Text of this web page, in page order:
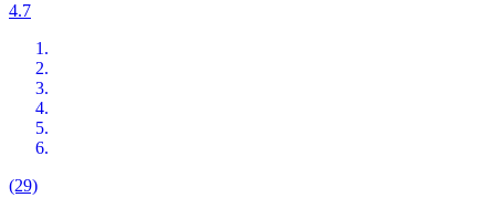
4.7
(29)